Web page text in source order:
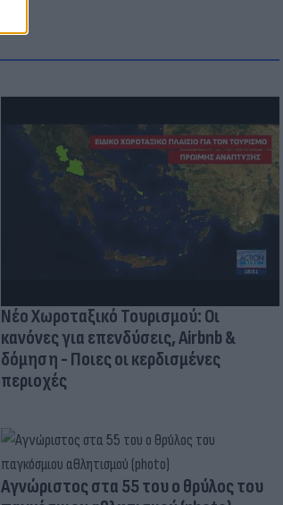
Νέο Χωροταξικό Τουρισμού: Οι
κανόνες για επενδύσεις, Airbnb &
δόμηση - Ποιες οι κερδισμένες
περιοχές
Aγνώριστος στα 55 του ο θρύλος του